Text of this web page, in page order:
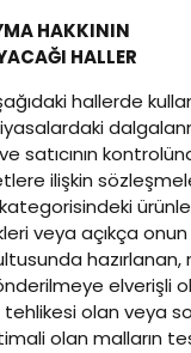
HAKKININ
HALLER
hallerde
satıcının
ilişkin
veya açıkça onun
hazırlanan,
elverişli
olan veya
olan malların